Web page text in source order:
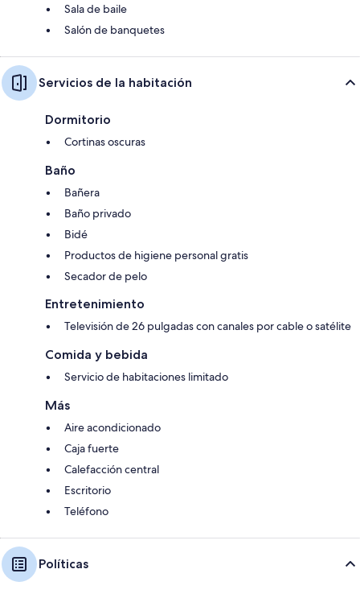
Sala de baile
Salón de banquetes
Servicios de la habitación
Dormitorio
Cortinas oscuras
Baño
Bañera
Baño privado
Bidé
Productos de higiene personal gratis
Secador de pelo
Entretenimiento
Televisión de 26 pulgadas con canales por cable o satélite
Comida y bebida
Servicio de habitaciones limitado
Más
Aire acondicionado
Caja fuerte
Calefacción central
Escritorio
Teléfono
Políticas